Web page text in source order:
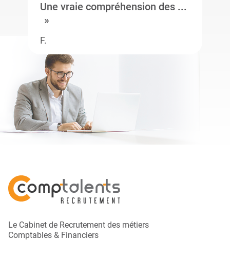
Une vraie compréhension des ...
F.
Le Cabinet de Recrutement des métiers
Comptables & Financiers